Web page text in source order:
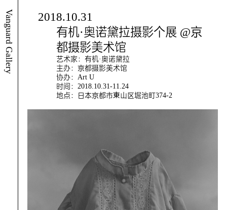
Vanguard Gallery
2018.10.31
有机·奥诺黛拉摄影个展 @京
都摄影美术馆
艺术家：有机·奥诺黛拉
主办：京都摄影美术馆
协办：Art U
时间：2018.10.31-11.24
地点：日本京都市東山区堀池町374-2